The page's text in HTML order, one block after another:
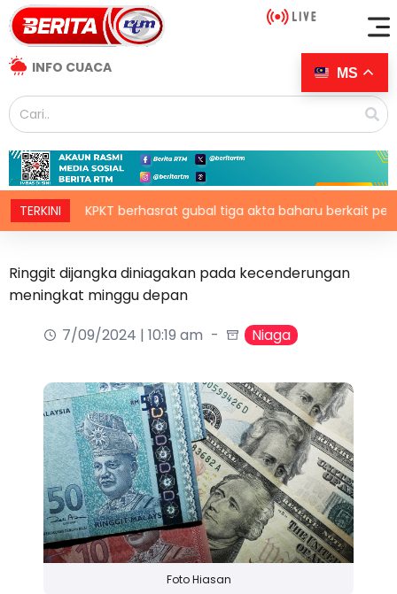
INFO CUACA
TERKINI
KPKT berhasrat gubal tiga akta baharu berkait perumahan
Ringgit dijangka diniagakan pada kecenderungan
meningkat minggu depan
7/09/2024 | 10:19 am
Niaga
Foto Hiasan
MS